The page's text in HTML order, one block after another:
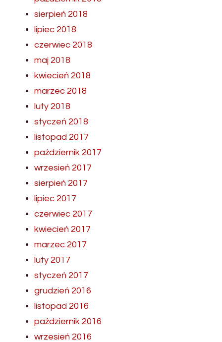
sierpień 2018
lipiec 2018
czerwiec 2018
maj 2018
kwiecień 2018
marzec 2018
luty 2018
styczeń 2018
listopad 2017
październik 2017
wrzesień 2017
sierpień 2017
lipiec 2017
czerwiec 2017
kwiecień 2017
marzec 2017
luty 2017
styczeń 2017
grudzień 2016
listopad 2016
październik 2016
wrzesień 2016